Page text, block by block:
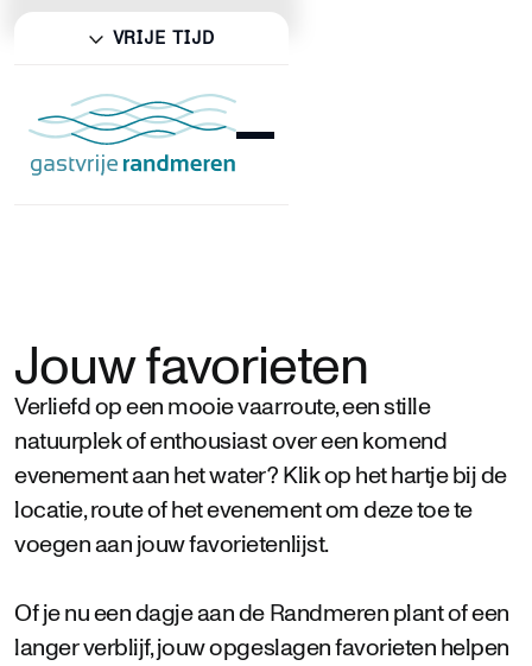
VRIJE TIJD
Jouw favorieten
Verliefd op een mooie vaarroute, een stille
natuurplek of enthousiast over een komend
evenement aan het water? Klik op het hartje bij de
locatie, route of het evenement om deze toe te
voegen aan jouw favorietenlijst.
Of je nu een dagje aan de Randmeren plant of een
langer verblijf, jouw opgeslagen favorieten helpen